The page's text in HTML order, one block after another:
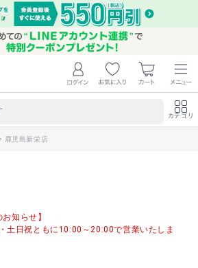
カテゴリ
鹿児島新栄店
知らせ】
土日祝ともに10:00～20:00で営業いたしま